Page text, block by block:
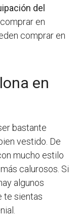
del
en
comprar en
en
bastante
vestido. De
mucho estilo
calurosos. Si
algunos
te sientas